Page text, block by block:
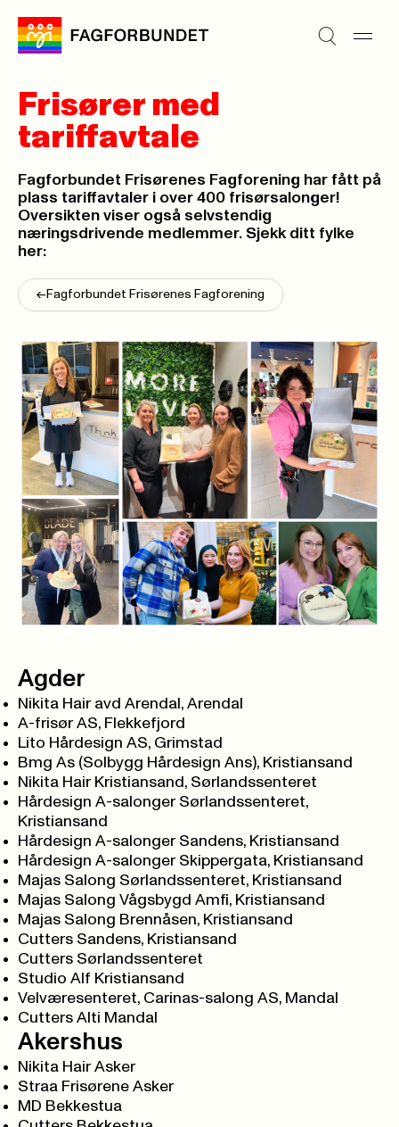
Frisører med
tariffavtale
Fagforbundet Frisørenes Fagforening har fått på
plass tariffavtaler i over 400 frisørsalonger!
Oversikten viser også selvstendig
næringsdrivende medlemmer. Sjekk ditt fylke
her:
<- Fagforbundet Frisørenes Fagforening
Agder
Nikita Hair avd Arendal, Arendal
A-frisør AS, Flekkefjord
Lito Hårdesign AS, Grimstad
Bmg As (Solbygg Hårdesign Ans), Kristiansand
Nikita Hair Kristiansand, Sørlandssenteret
Hårdesign A-salonger Sørlandssenteret,
Kristiansand
Hårdesign A-salonger Sandens, Kristiansand
Hårdesign A-salonger Skippergata, Kristiansand
Majas Salong Sørlandssenteret, Kristiansand
Majas Salong Vågsbygd Amfi, Kristiansand
Majas Salong Brennåsen, Kristiansand
Cutters Sandens, Kristiansand
Cutters Sørlandssenteret
Studio Alf Kristiansand
Velværesenteret, Carinas-salong AS, Mandal
Cutters Alti Mandal
Akershus
Nikita Hair Asker
Straa Frisørene Asker
MD Bekkestua